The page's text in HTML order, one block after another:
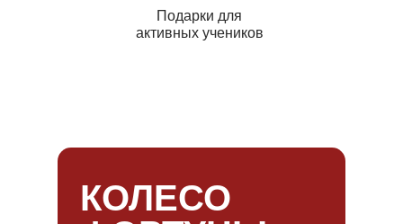
Подарки для
активных учеников
КОЛЕСО